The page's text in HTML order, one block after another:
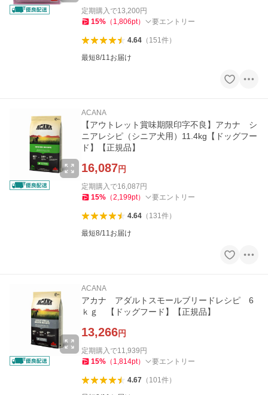
定期購入で13,200 円
15% （ 1,806pt） 要エントリー
4.64（ 151件）
最短8/11お届け
ACANA
【アウトレット賞味期限印字不良】アカナ シ
ニアレシピ（シニア犬用）11.4kg【ドッグフー
ド】【正規品】
16,087円
定期購入で16,087 円
15% （2,199pt） 要エントリー
4.64（ 131件）
最短8/11お届け
ACANA
アカナ アダルトスモールブリードレシピ 6
ｋｇ 【ドッグフード】【正規品】
13,266円
定期購入で11,939 円
15% （ 1,814pt） 要エントリー
4.67（ 101件）